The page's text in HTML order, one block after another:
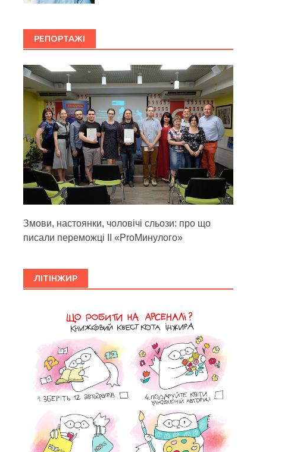
РЕПОРТАЖІ
Змови, настоянки, чоловічі сльози: про що
писали переможці ІІ «ProМинулого»
ЛІТІНЖИР